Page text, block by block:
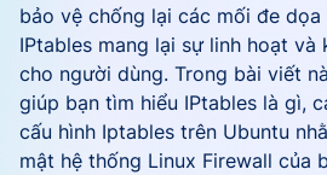
bảo vệ chống lại các mối đe
IPtables mang lại sự linh hoạt và
cho người dùng. Trong bài viết
giúp bạn tìm hiểu IPtables là gì,
cấu hình Iptables trên Ubuntu
mật hệ thống Linux Firewall của